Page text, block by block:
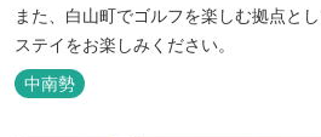
また、白山町でゴルフを楽しむ拠点と
ステイをお楽しみください。
中南勢